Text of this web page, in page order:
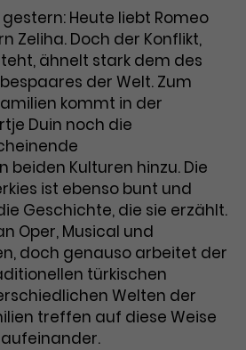
an Google Analytics
Solange es gesetzt ist,
bestimmte
/ DoubleClick
Cookie dient der Anzeige
Werbung und
die Wirksamkeit von
über
Websites hinweg.
Heute liebt Romeo
Zeliha. Doch der Konflikt,
ähnelt stark dem des
der Welt. Zum
kommt in der
Duin noch die
beiden Kulturen hinzu. Die
ist ebenso bunt und
Geschichte, die sie erzählt.
Oper, Musical und
doch genauso arbeitet der
türkischen
Welten der
treffen auf diese Weise